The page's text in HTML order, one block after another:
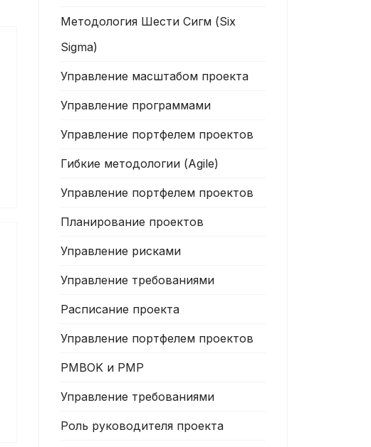
Методология Шести Cигм (Six
Sigma)
Управление масштабом проекта
Управление программами
Управление портфелем проектов
Гибкие методологии (Agile)
Управление портфелем проектов
Планирование проектов
Управление рисками
Управление требованиями
Расписание проекта
Управление портфелем проектов
PMBOK и PMP
Управление требованиями
Роль руководителя проекта